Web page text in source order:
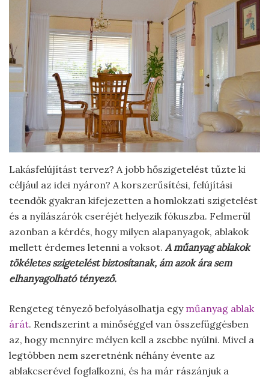
Lakásfelújítást tervez? A jobb hőszigetelést tűzte ki
céljául az idei nyáron? A korszerűsítési, felújítási
teendők gyakran kifejezetten a homlokzati szigetelést
és a nyílászárók cseréjét helyezik fókuszba. Felmerül
azonban a kérdés, hogy milyen alapanyagok, ablakok
mellett érdemes letenni a voksot. A műanyag ablakok
tökéletes szigetelést biztosítanak, ám azok ára sem
elhanyagolható tényező.
Rengeteg tényező befolyásolhatja egy műanyag ablak
árát. Rendszerint a minőséggel van összefüggésben
az, hogy mennyire mélyen kell a zsebbe nyúlni. Mivel a
legtöbben nem szeretnénk néhány évente az
ablakcserével foglalkozni, és ha már rászánjuk a